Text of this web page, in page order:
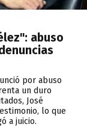
abuso
por abuso
un duro
José
lo que
a juicio.